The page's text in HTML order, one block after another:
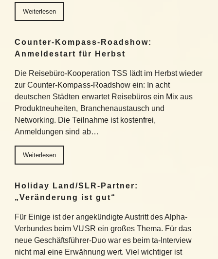
Weiterlesen
Counter-Kompass-Roadshow:
Anmeldestart für Herbst
Die Reisebüro-Kooperation TSS lädt im Herbst wieder
zur Counter-Kompass-Roadshow ein: In acht
deutschen Städten erwartet Reisebüros ein Mix aus
Produktneuheiten, Branchenaustausch und
Networking. Die Teilnahme ist kostenfrei,
Anmeldungen sind ab…
Weiterlesen
Holiday Land/SLR-Partner:
„Veränderung ist gut“
Für Einige ist der angekündigte Austritt des Alpha-
Verbundes beim VUSR ein großes Thema. Für das
neue Geschäftsführer-Duo war es beim ta-Interview
nicht mal eine Erwähnung wert. Viel wichtiger ist